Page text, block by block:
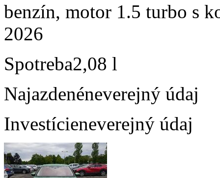
benzín, motor 1.5 turbo s
2026
Spotreba2,08 l
Najazdenéneverejný údaj
Investícieneverejný údaj